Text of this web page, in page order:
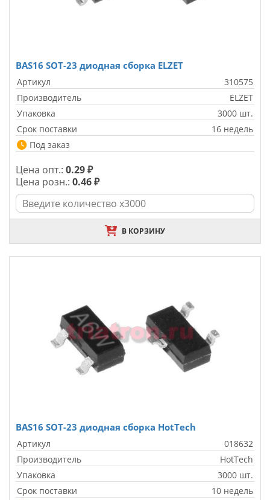
BAS16 SOT-23 диодная сборка ELZET
Артикул
310575
Производитель
ELZET
Упаковка
3000 шт.
Срок поставки
16 недель
Под заказ
Цена опт.: 0.29 ₽
Цена розн.: 0.46 ₽
В КОРЗИНУ
BAS16 SOT-23 диодная сборка HotTech
Артикул
018632
Производитель
HotTech
Упаковка
3000 шт.
Срок поставки
10 недель